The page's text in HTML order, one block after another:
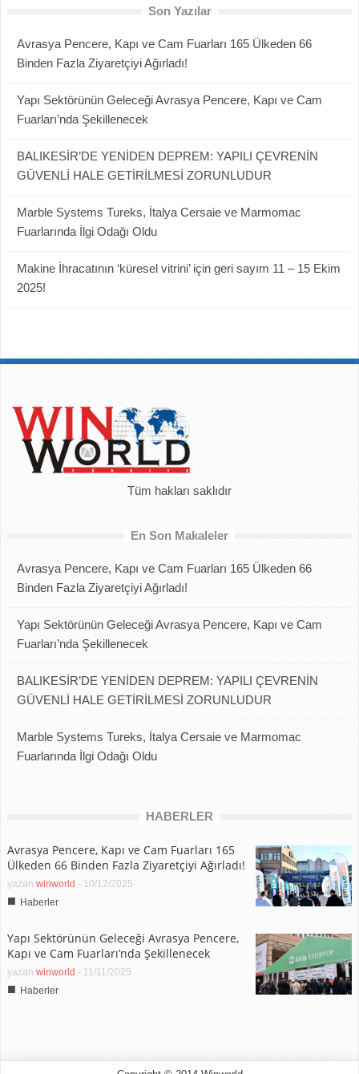
Son Yazılar
Avrasya Pencere, Kapı ve Cam Fuarları 165 Ülkeden 66
Binden Fazla Ziyaretçiyi Ağırladı!
Yapı Sektörünün Geleceği Avrasya Pencere, Kapı ve Cam
Fuarları’nda Şekillenecek
BALIKESİR’DE YENİDEN DEPREM: YAPILI ÇEVRENİN
GÜVENLİ HALE GETİRİLMESİ ZORUNLUDUR
Marble Systems Tureks, İtalya Cersaie ve Marmomac
Fuarlarında İlgi Odağı Oldu
Makine İhracatının ‘küresel vitrini’ için geri sayım 11 – 15 Ekim
2025!
Tüm hakları saklıdır
En Son Makaleler
Avrasya Pencere, Kapı ve Cam Fuarları 165 Ülkeden 66
Binden Fazla Ziyaretçiyi Ağırladı!
Yapı Sektörünün Geleceği Avrasya Pencere, Kapı ve Cam
Fuarları’nda Şekillenecek
BALIKESİR’DE YENİDEN DEPREM: YAPILI ÇEVRENİN
GÜVENLİ HALE GETİRİLMESİ ZORUNLUDUR
Marble Systems Tureks, İtalya Cersaie ve Marmomac
Fuarlarında İlgi Odağı Oldu
HABERLER
Avrasya Pencere, Kapı ve Cam Fuarları 165
Ülkeden 66 Binden Fazla Ziyaretçiyi Ağırladı!
yazan winworld - 10/12/2025
■ Haberler
Yapı Sektörünün Geleceği Avrasya Pencere,
Kapı ve Cam Fuarları’nda Şekillenecek
yazan winworld - 11/11/2025
■ Haberler